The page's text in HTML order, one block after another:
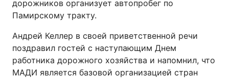
дорожников организует автопробег по
Памирскому тракту.
Андрей Келлер в своей приветственной речи
поздравил гостей с наступающим Днем
работника дорожного хозяйства и напомнил, что
МАДИ является базовой организацией стран